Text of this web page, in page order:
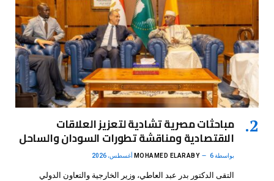
مباحثات مصرية تشادية لتعزيز العلاقات
الاقتصادية ومناقشة تطورات السودان والساحل
بواسطة MOHAMED ELARABY 6 أغسطس، 2026
التقى الدكتور بدر عبد العاطي، وزير الخارجية والتعاون الدولي